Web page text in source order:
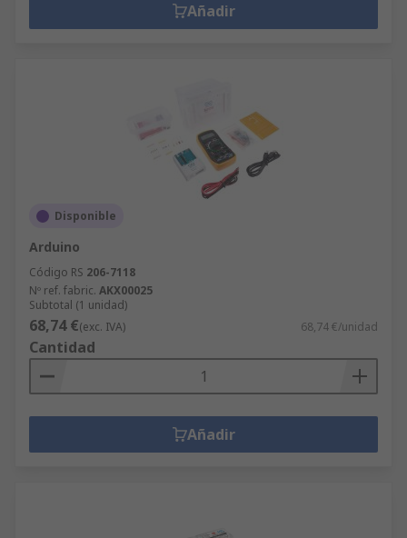
Añadir
Disponible
Arduino
Código RS 206-7118
Nº ref. fabric. AKX00025
Subtotal (1 unidad)
68,74 €(exc. IVA) 68,74 €/unidad
Cantidad
Añadir